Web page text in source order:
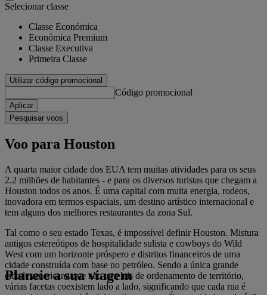
Selecionar classe
Classe Económica
Económica Premium
Classe Executiva
Primeira Classe
Utilizar código promocional
Código promocional
Aplicar
Pesquisar voos
Voo para Houston
A quarta maior cidade dos EUA tem muitas atividades para os seus
2.2 milhões de habitantes - e para os diversos turistas que chegam a
Houston todos os anos. É uma capital com muita energia, rodeos,
inovadora em termos espaciais, um destino artístico internacional e
tem alguns dos melhores restaurantes da zona Sul.
Tal como o seu estado Texas, é impossível definir Houston. Mistura
antigos estereótipos de hospitalidade sulista e cowboys do Wild
West com um horizonte próspero e distritos financeiros de uma
cidade construída com base no petróleo. Sendo a única grande
cidade americana que não tem leis de ordenamento de território,
várias facetas coexistem lado a lado, significando que cada rua é
Planeie a sua viagem